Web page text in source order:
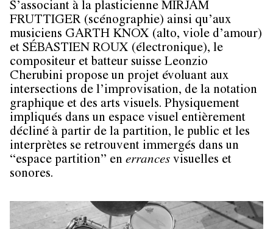
S’associant à la plasticienne MIRJAM
FRUTTIGER (scénographie) ainsi qu’aux
musiciens GARTH KNOX (alto, viole d’amour)
et SÉBASTIEN ROUX (électronique), le
compositeur et batteur suisse Leonzio
Cherubini propose un projet évoluant aux
intersections de l’improvisation, de la notation
graphique et des arts visuels. Physiquement
impliqués dans un espace visuel entièrement
décliné à partir de la partition, le public et les
interprètes se retrouvent immergés dans un
“espace partition” en errances visuelles et
sonores.